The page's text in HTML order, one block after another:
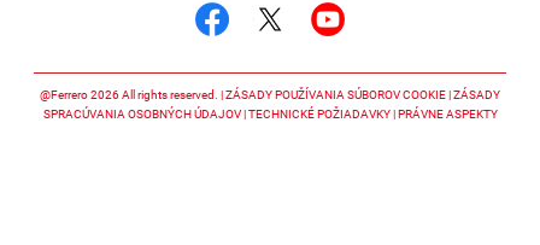
@Ferrero 2026 All rights reserved. ZÁSADY POUŽÍVANIA SÚBOROV COOKIE ZÁSADY
SPRACÚVANIA OSOBNÝCH ÚDAJOV TECHNICKÉ POŽIADAVKY PRÁVNE ASPEKTY